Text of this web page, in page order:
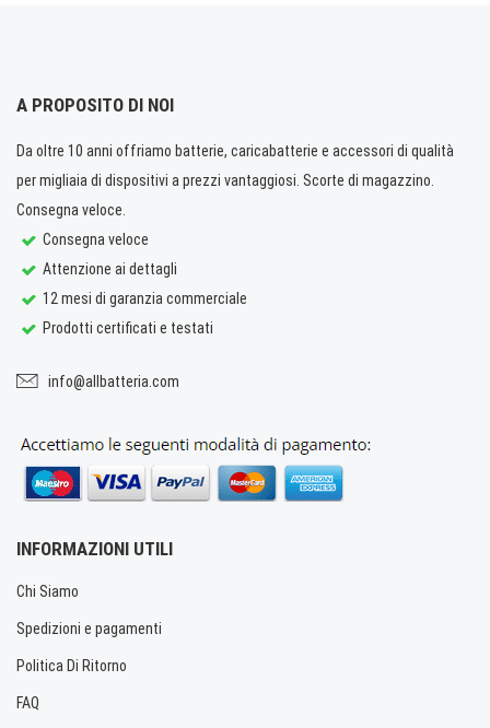
A PROPOSITO DI NOI
Da oltre 10 anni offriamo batterie, caricabatterie e accessori di qualità
per migliaia di dispositivi a prezzi vantaggiosi. Scorte di magazzino.
Consegna veloce.
Consegna veloce
Attenzione ai dettagli
12 mesi di garanzia commerciale
Prodotti certificati e testati
info@allbatteria.com
INFORMAZIONI UTILI
Chi Siamo
Spedizioni e pagamenti
Politica Di Ritorno
FAQ